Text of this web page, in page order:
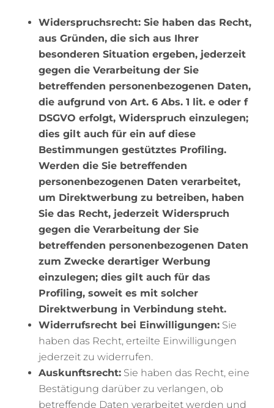
Widerspruchsrecht: Sie haben das Recht,
aus Gründen, die sich aus Ihrer
besonderen Situation ergeben, jederzeit
gegen die Verarbeitung der Sie
betreffenden personenbezogenen Daten,
die aufgrund von Art. 6 Abs. 1 lit. e oder f
DSGVO erfolgt, Widerspruch einzulegen;
dies gilt auch für ein auf diese
Bestimmungen gestütztes Profiling.
Werden die Sie betreffenden
personenbezogenen Daten verarbeitet,
um Direktwerbung zu betreiben, haben
Sie das Recht, jederzeit Widerspruch
gegen die Verarbeitung der Sie
betreffenden personenbezogenen Daten
zum Zwecke derartiger Werbung
einzulegen; dies gilt auch für das
Profiling, soweit es mit solcher
Direktwerbung in Verbindung steht.
Widerrufsrecht bei Einwilligungen: Sie
haben das Recht, erteilte Einwilligungen
jederzeit zu widerrufen.
Auskunftsrecht: Sie haben das Recht, eine
Bestätigung darüber zu verlangen, ob
betreffende Daten verarbeitet werden und